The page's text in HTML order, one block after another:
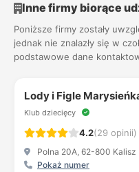
Inne firmy biorące
Poniższe firmy zostały
jednak nie znalazły się w
podstawowe dane
Lody i Figle
Klub dziecięcy
4.2(29 opinii)
Polna 20A, 62-800 Kalisz
Pokaż numer